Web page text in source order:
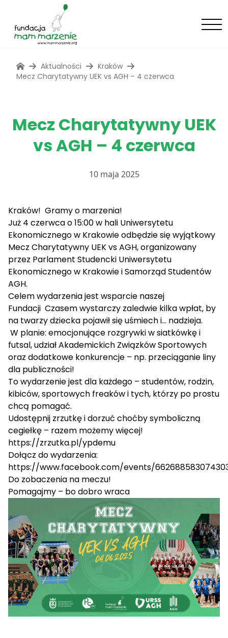
Aktualności
Kraków
Mecz Charytatywny UEK vs AGH – 4 czerwca
Mecz Charytatywny UEK
vs AGH – 4 czerwca
10 maja 2025
Kraków! Gramy o marzenia!
Już 4 czerwca o 15:00 w hali Uniwersytetu
Ekonomicznego w Krakowie odbędzie się wyjątkowy
Mecz Charytatywny UEK vs AGH, organizowany
przez Parlament Studencki Uniwersytetu
Ekonomicznego w Krakowie i Samorząd Studentów
AGH.
Celem wydarzenia jest wsparcie naszej
Fundacji Czasem wystarczy zaledwie kilka wpłat, by
na twarzy dziecka pojawił się uśmiech i… nadzieja.
W planie: emocjonujące rozgrywki w siatkówkę i
futsal, udział Akademickich Związków Sportowych
oraz dodatkowe konkurencje – np. przeciąganie liny
dla publiczności!
To wydarzenie jest dla każdego – studentów, rodzin,
kibiców, sportowych freaków i tych, którzy po prostu
chcą pomagać.
Udostępnij zrzutkę i dorzuć choćby symboliczną
cegiełkę – razem możemy więcej!
https://zrzutka.pl/ypdemu
Dołącz do wydarzenia:
https://www.facebook.com/events/
Do zobaczenia na meczu!
Pomagajmy – bo dobro wraca